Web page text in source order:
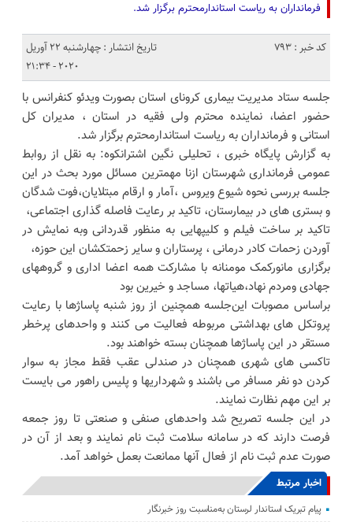
فرمانداران به ریاست استاندارمحترم برگزار شد.
کد خبر : 793
تاریخ انتشار : چهارشنبه 22 آوریل
2020 - 21:34
جلسه ستاد مدیریت بیماری کرونای استان بصورت ویدئو کنفرانس با
حضور اعضا، نماینده محترم ولی فقیه در استان ، مدیران کل
استانی و فرمانداران به ریاست استاندارمحترم برگزار شد.
به گزارش پایگاه خبری ، تحلیلی نگین اشترانکوه: به نقل از روابط
عمومی فرمانداری شهرستان ازنا مهمترین مسائل مورد بحث در این
جلسه بررسی نحوه شیوع ویروس ،آمار و ارقام مبتلایان،فوت شدگان
و بستری های در بیمارستان، تاکید بر رعایت فاصله گذاری اجتماعی،
تاکید بر ساخت فیلم و کلیپهایی به منظور قدردانی وبه نمایش در
آوردن زحمات کادر درمانی ، پرستاران و سایر زحمتکشان این حوزه،
برگزاری مانورکمک مومنانه با مشارکت همه اعضا اداری و گروههای
جهادی ومردم نهاد،هیاتها، مساجد و خیرین بود
براساس مصوبات این‌جلسه همچنین از روز شنبه پاساژها با رعایت
پروتکل های بهداشتی مربوطه فعالیت می کنند و واحدهای پرخطر
مستقر در این پاساژها همچنان بسته خواهند بود.
تاکسی های شهری همچنان در صندلی عقب فقط مجاز به سوار
کردن دو نفر مسافر می باشند و شهرداریها و پلیس راهور می بایست
بر این مهم نظارت نمایند.
در این جلسه تصریح شد واحدهای صنفی و صنعتی تا روز جمعه
فرصت دارند که در سامانه سلامت ثبت نام نمایند و بعد از آن در
صورت عدم ثبت نام از فعال آنها ممانعت بعمل خواهد آمد.
اخبار مرتبط
پیام تبریک استاندار لرستان به‌مناسبت روز خبرنگار